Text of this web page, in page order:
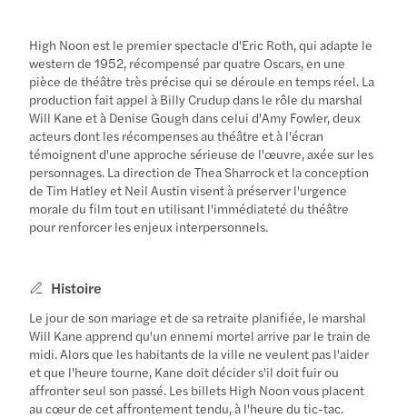
High Noon est le premier spectacle d'Eric Roth, qui adapte le
western de 1952, récompensé par quatre Oscars, en une
pièce de théâtre très précise qui se déroule en temps réel. La
production fait appel à Billy Crudup dans le rôle du marshal
Will Kane et à Denise Gough dans celui d'Amy Fowler, deux
acteurs dont les récompenses au théâtre et à l'écran
témoignent d'une approche sérieuse de l'œuvre, axée sur les
personnages. La direction de Thea Sharrock et la conception
de Tim Hatley et Neil Austin visent à préserver l'urgence
morale du film tout en utilisant l'immédiateté du théâtre
pour renforcer les enjeux interpersonnels.
Histoire
Le jour de son mariage et de sa retraite planifiée, le marshal
Will Kane apprend qu'un ennemi mortel arrive par le train de
midi. Alors que les habitants de la ville ne veulent pas l'aider
et que l'heure tourne, Kane doit décider s'il doit fuir ou
affronter seul son passé. Les billets High Noon vous placent
au cœur de cet affrontement tendu, à l'heure du tic-tac.